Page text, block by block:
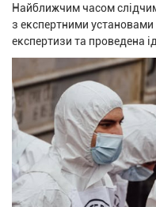
Найближчим часом
з експертними установами
експертизи та проведена